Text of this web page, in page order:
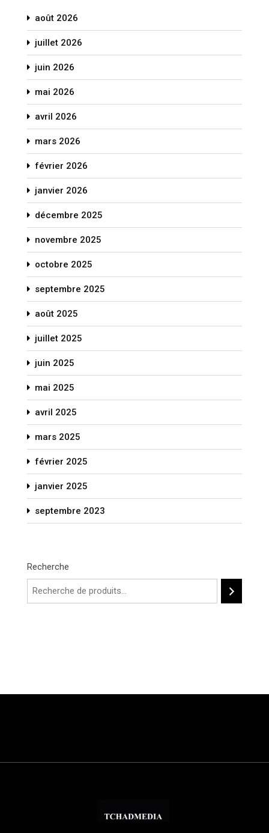
août 2026
juillet 2026
juin 2026
mai 2026
avril 2026
mars 2026
février 2026
janvier 2026
décembre 2025
novembre 2025
octobre 2025
septembre 2025
août 2025
juillet 2025
juin 2025
mai 2025
avril 2025
mars 2025
février 2025
janvier 2025
septembre 2023
Recherche